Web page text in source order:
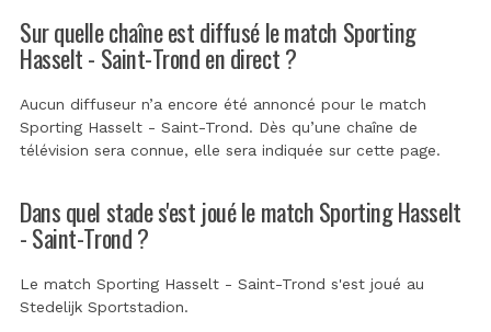
Sur quelle chaîne est diffusé le match Sporting
Hasselt - Saint-Trond en direct ?
Aucun diffuseur n’a encore été annoncé pour le match
Sporting Hasselt - Saint-Trond. Dès qu’une chaîne de
télévision sera connue, elle sera indiquée sur cette page.
Dans quel stade s'est joué le match Sporting Hasselt
- Saint-Trond ?
Le match Sporting Hasselt - Saint-Trond s'est joué au
Stedelijk Sportstadion.